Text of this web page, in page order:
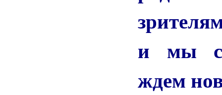
и мы с
ждем